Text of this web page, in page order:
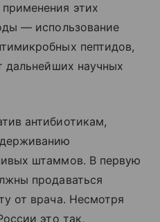
этих
— использование
пептидов,
дальнейших научных
антибиотикам,
штаммов. В первую
продаваться
от врача. Несмотря
это так,